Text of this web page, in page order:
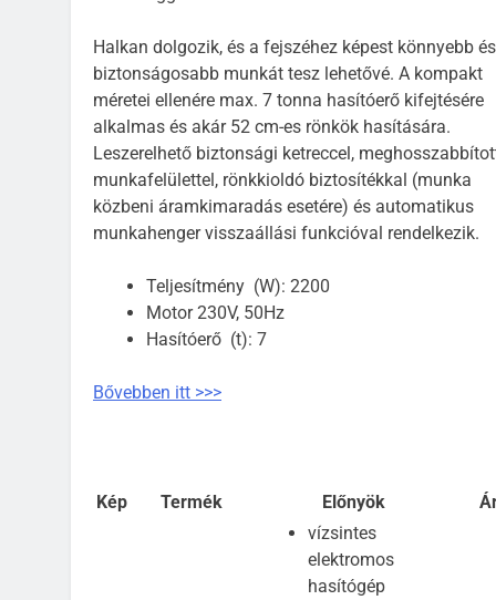
Halkan dolgozik, és a fejszéhez képest könnyebb és
biztonságosabb munkát tesz lehetővé. A kompakt
méretei ellenére max. 7 tonna hasítóerő kifejtésére
alkalmas és akár 52 cm-es rönkök hasítására.
Leszerelhető biztonsági ketreccel,
munkafelülettel, rönkkioldó biztosítékkal (munka
közbeni áramkimaradás esetére) és automatikus
munkahenger visszaállási funkcióval rendelkezik.
Teljesítmény (W): 2200
Motor 230V, 50Hz
Hasítóerő (t): 7
Bővebben itt >>>
Kép Termék Előnyök
vízsintes
elektromos
hasítógép